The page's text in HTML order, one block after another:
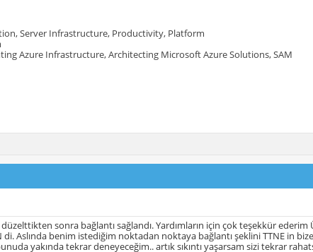
Server Infrastructure, Productivity, Platform
Azure Infrastructure, Architecting Microsoft Azure Solutions, SAM
sonra bağlantı sağlandı. Yardımların için çok teşekkür ederim
di. Aslında benim istediğim noktadan noktaya bağlantı şeklini TTNE in
yakında tekrar deneyeceğim.. artık sıkıntı yaşarsam sizi tekrar